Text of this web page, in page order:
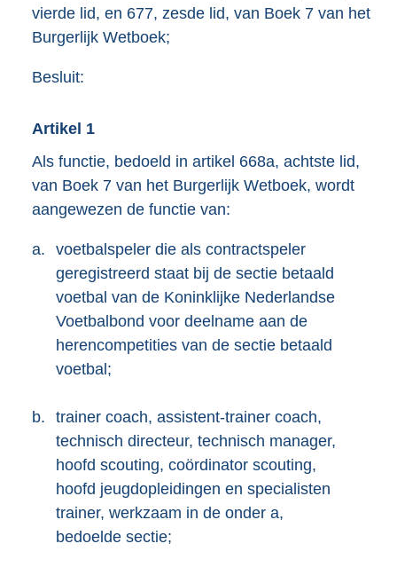
vierde lid, en 677, zesde lid, van Boek 7 van het
Burgerlijk Wetboek;
Besluit:
Artikel 1
Als functie, bedoeld in artikel 668a, achtste lid,
van Boek 7 van het Burgerlijk Wetboek, wordt
aangewezen de functie van:
a.
voetbalspeler die als contractspeler
geregistreerd staat bij de sectie betaald
voetbal van de Koninklijke Nederlandse
Voetbalbond voor deelname aan de
herencompetities van de sectie betaald
voetbal;
b.
trainer coach, assistent-trainer coach,
technisch directeur, technisch manager,
hoofd scouting, coördinator scouting,
hoofd jeugdopleidingen en specialisten
trainer, werkzaam in de onder a,
bedoelde sectie;